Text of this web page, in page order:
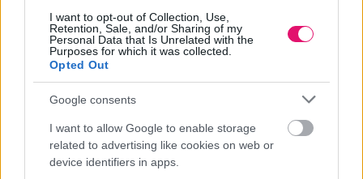
I want to opt-out of Collection, Use,
Retention, Sale, and/or Sharing of my
Personal Data that Is Unrelated with the
Purposes for which it was collected.
Opted Out
Google consents
I want to allow Google to enable storage
related to advertising like cookies on web or
device identifiers in apps.
A funkció csökkenti a háttérzajt, és kiemeli az
emberi szót
A Samsung Galaxy Buds4 széria a HD Voice funkcióval tisztább
| 2026. MÁRCIUS 27.